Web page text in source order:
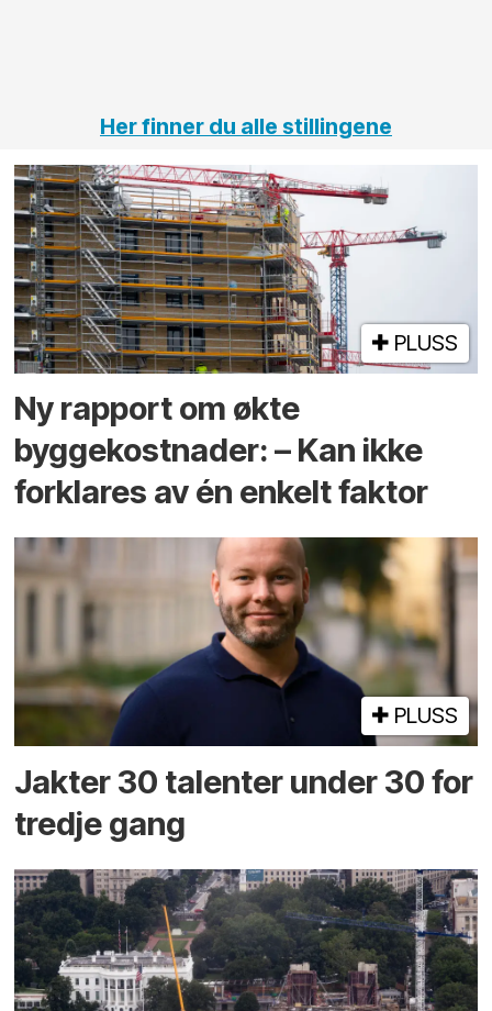
Her finner du alle stillingene
PLUSS
Ny rapport om økte
byggekostnader: – Kan ikke
forklares av én enkelt faktor
PLUSS
Jakter 30 talenter under 30 for
tredje gang